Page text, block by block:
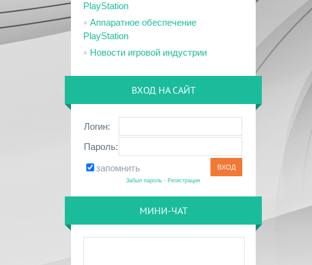
PlayStation
Аппаратное обеспечение
PlayStation
Новости игровой индустрии
ВХОД НА САЙТ
Логин:
Пароль:
запомнить
Забыл пароль · Регистрация
МИНИ-ЧАТ